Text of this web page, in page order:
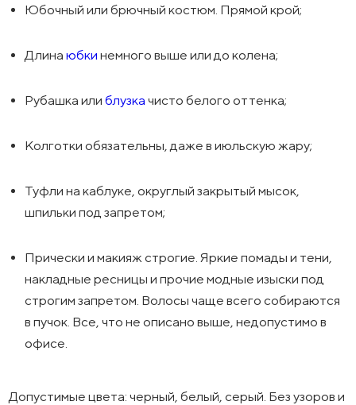
Юбочный или брючный костюм. Прямой крой;
Длинаюбки немного выше или до колена;
Рубашка илиблузка чисто белого оттенка;
Колготки обязательны, даже в июльскую жару;
Туфли на каблуке, округлый закрытый мысок,
шпильки под запретом;
Прически и макияж строгие. Яркие помады и тени,
накладные ресницы и прочие модные изыски под
строгим запретом. Волосы чаще всего собираются
в пучок. Все, что не описано выше, недопустимо в
офисе.
Допустимые цвета: черный, белый, серый. Без узоров и